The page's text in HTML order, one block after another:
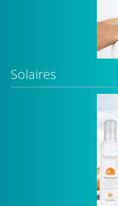
Solaires